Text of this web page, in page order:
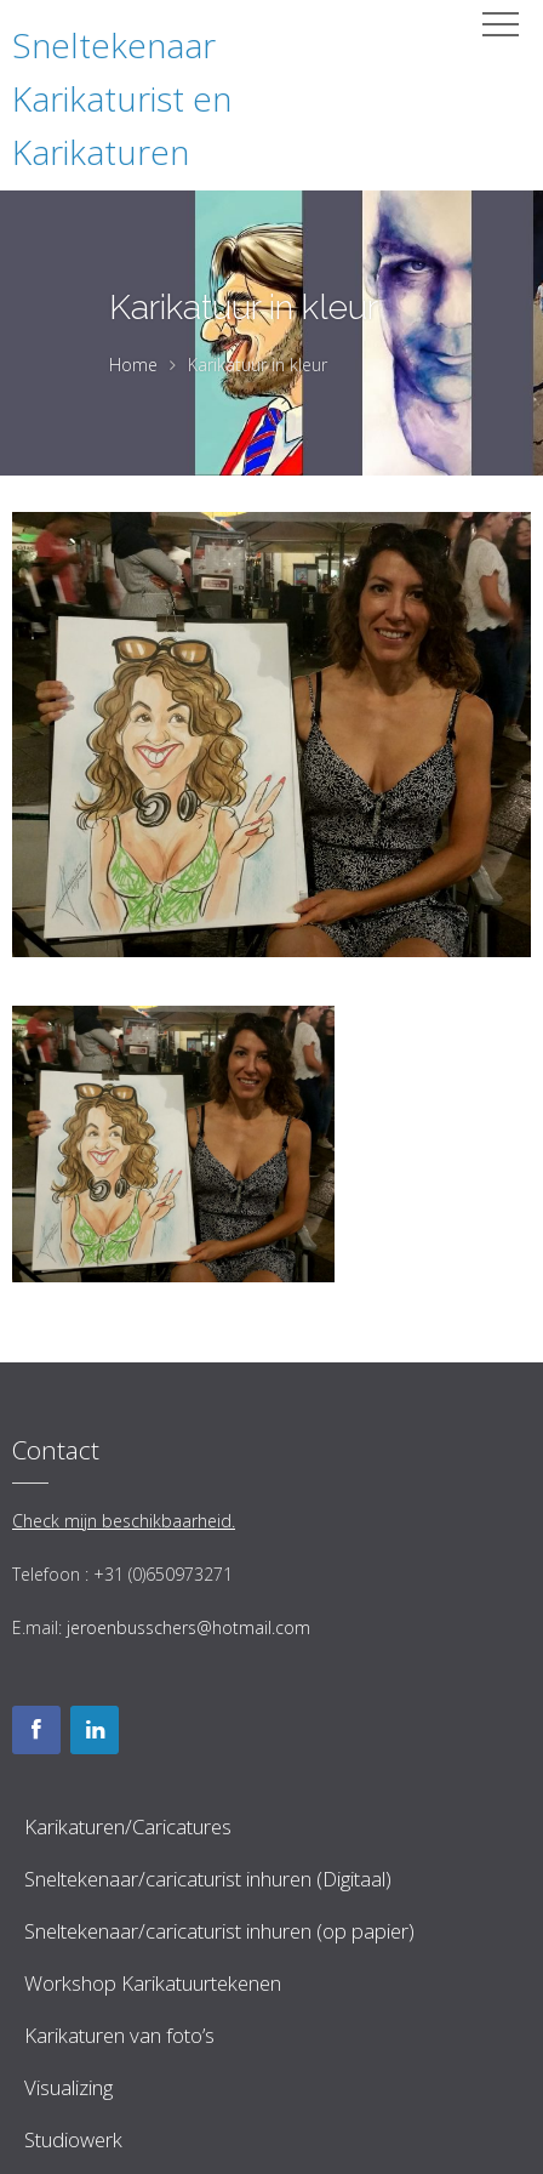
Sneltekenaar
Karikaturist en
Karikaturen
Karikatuur in kleur
Home Karikatuur in kleur
Contact
Check mijn beschikbaarheid.
Telefoon : +31 (0)650973271
E.mail: jeroenbusschers@hotmail.com
Karikaturen/Caricatures
Sneltekenaar/caricaturist inhuren (Digitaal)
Sneltekenaar/caricaturist inhuren (op papier)
Workshop Karikatuurtekenen
Karikaturen van foto’s
Visualizing
Studiowerk